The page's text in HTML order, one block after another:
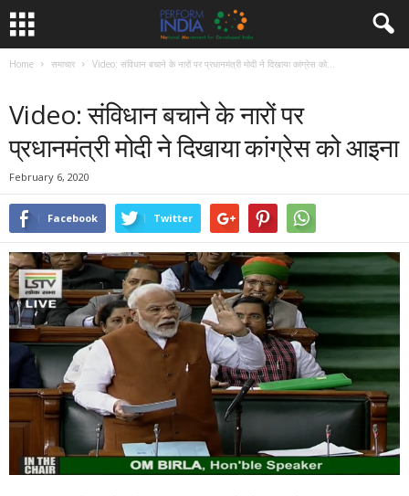
Home समाचार Video: संविधान बचाने के नारों पर प्रधानमंत्री मोदी ने दिखाया कांग्रेस को...
Video: संविधान बचाने के नारों पर
प्रधानमंत्री मोदी ने दिखाया कांग्रेस को आइना
February 6, 2020
Facebook Twitter